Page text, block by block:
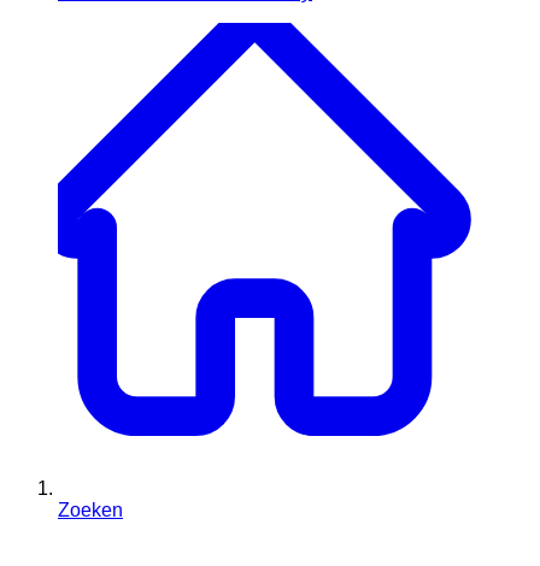
Zoeken